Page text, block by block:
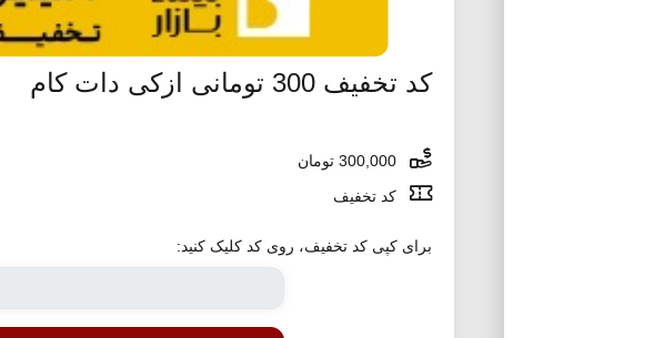
کد تخفیف 300 تومانی ازکی دات کام
کد تخفیف
برای کپی کد تخفیف، روی کد کلیک کنید: